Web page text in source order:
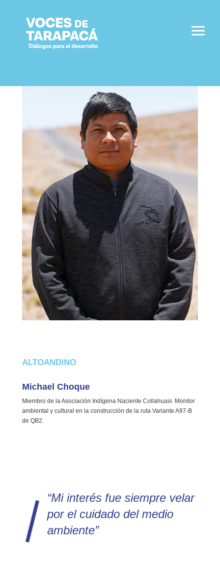
ALTOANDINO
Michael Choque
Miembro de la Asociación Indígena Naciente Collahuasi. Monitor
ambiental y cultural en la construcción de la ruta Variante A97-B
de QB2.
“Mi interés fue siempre velar
por el cuidado del medio
ambiente”